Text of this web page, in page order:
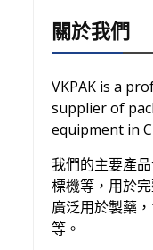
關於我們
VKPAK is a
supplier of
equipment in
我們的主要產
標機等，用於
廣泛用於製藥
等。